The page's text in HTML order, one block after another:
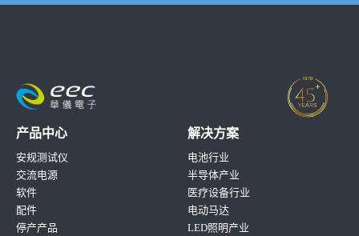
产品中心
安规测试仪
交流电源
软件
配件
停产产品
解决方案
电池行业
半导体产业
医疗设备行业
电动马达
LED照明产业